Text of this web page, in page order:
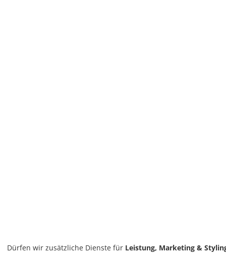
Dürfen wir zusätzliche Dienste für Leistung, Marketing &